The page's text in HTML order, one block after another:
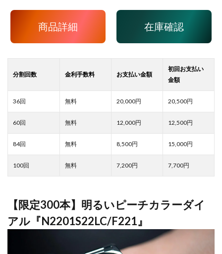
商品詳細 在庫確認
20,000 20,500
12,000 12,500
8,500 15,000
7,200 7,700
【限定300本】明るいピーチカラーダイ
アル『N2201S22LC/F221』